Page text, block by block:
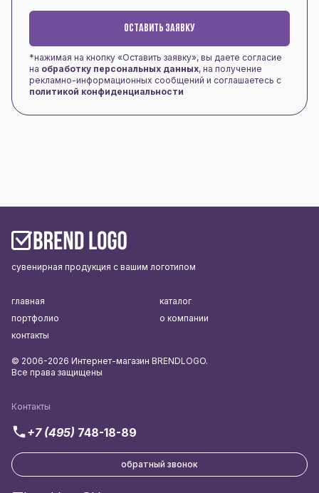
ОСТАВИТЬ ЗАЯВКУ
*нажимая на кнопку «Оставить заявку», вы даете согласие
на обработку персональных данных, на получение
рекламно-информационных сообщений и соглашаетесь с
политикой конфиденциальности
сувенирная продукция с вашим логотипом
Контакты
+7 (495) 748-18-89
обратный звонок
главная
каталог
портфолио
о компании
контакты
© 2006-2026 Интернет-магазин BRENDLOGO.
Все права защищены